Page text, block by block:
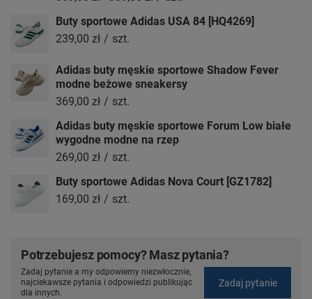
Buty sportowe Adidas USA 84 [HQ4269]
239,00 zł / szt.
Adidas buty męskie sportowe Shadow Fever
modne beżowe sneakersy
369,00 zł / szt.
Adidas buty męskie sportowe Forum Low białe
wygodne modne na rzep
269,00 zł / szt.
Buty sportowe Adidas Nova Court [GZ1782]
169,00 zł / szt.
Potrzebujesz pomocy? Masz pytania?
Zadaj pytanie a my odpowiemy niezwłocznie,
najciekawsze pytania i odpowiedzi publikując
dla innych.
Zadaj pytanie